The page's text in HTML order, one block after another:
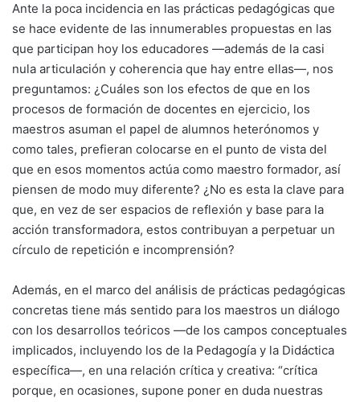
Ante la poca incidencia en las prácticas pedagógicas que
se hace evidente de las innumerables propuestas en las
que participan hoy los educadores —además de la casi
nula articulación y coherencia que hay entre ellas—, nos
preguntamos: ¿Cuáles son los efectos de que en los
procesos de formación de docentes en ejercicio, los
maestros asuman el papel de alumnos heterónomos y
como tales, prefieran colocarse en el punto de vista del
que en esos momentos actúa como maestro formador, así
piensen de modo muy diferente? ¿No es esta la clave para
que, en vez de ser espacios de reflexión y base para la
acción transformadora, estos contribuyan a perpetuar un
círculo de repetición e incomprensión?
Además, en el marco del análisis de prácticas pedagógicas
concretas tiene más sentido para los maestros un diálogo
con los desarrollos teóricos —de los campos conceptuales
implicados, incluyendo los de la Pedagogía y la Didáctica
específica—, en una relación crítica y creativa: “crítica
porque, en ocasiones, supone poner en duda nuestras